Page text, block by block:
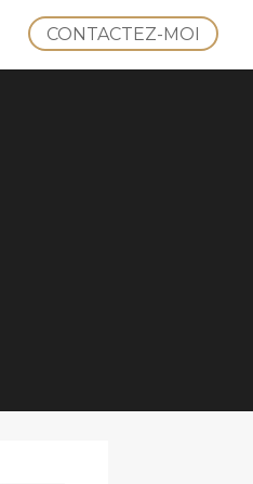
CONTACTEZ-MOI